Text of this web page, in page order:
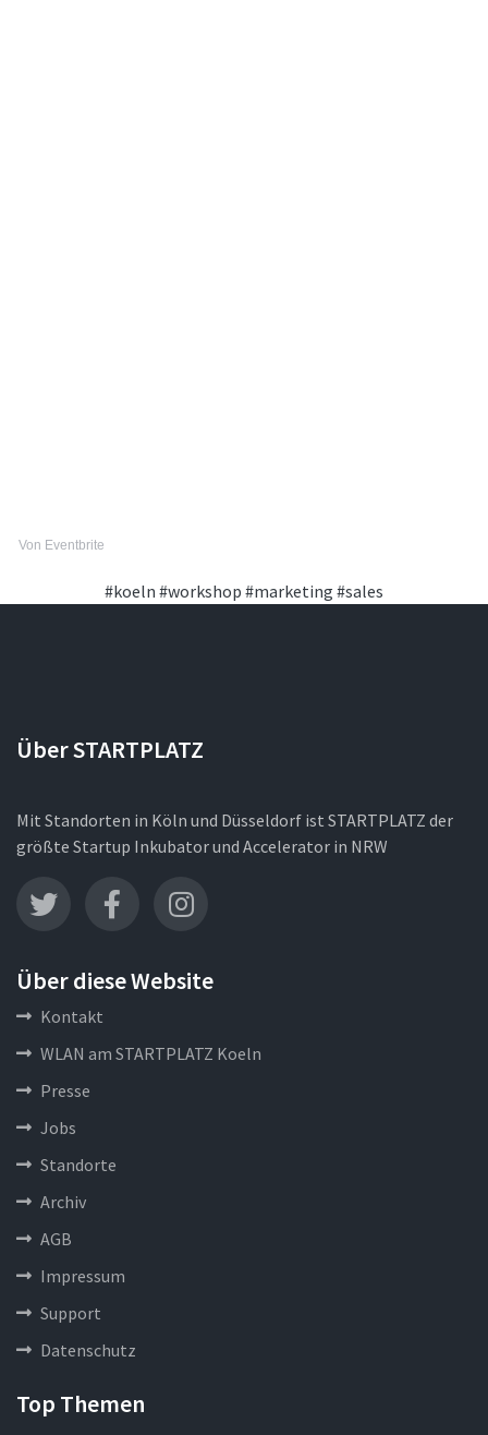
Von Eventbrite
#koeln #workshop #marketing #sales
Über STARTPLATZ
Mit Standorten in Köln und Düsseldorf ist STARTPLATZ der
größte Startup Inkubator und Accelerator in NRW
Über diese Website
Kontakt
WLAN am STARTPLATZ Koeln
Presse
Jobs
Standorte
Archiv
AGB
Impressum
Support
Datenschutz
Top Themen